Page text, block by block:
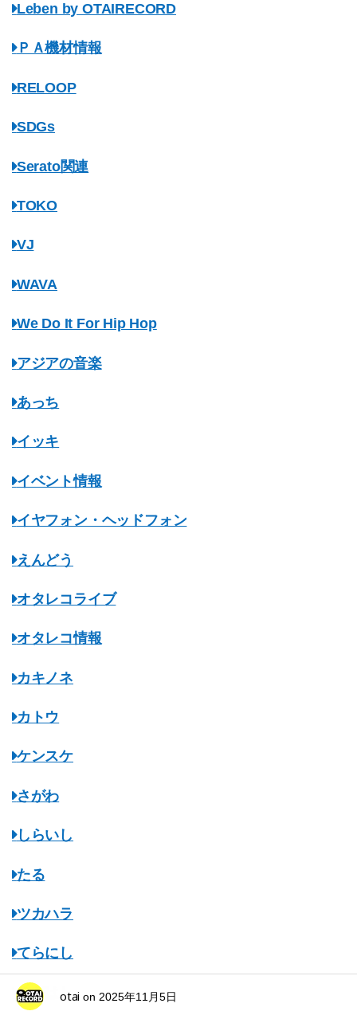
Leben by OTAIRECORD
ＰＡ機材情報
RELOOP
SDGs
Serato関連
TOKO
VJ
WAVA
We Do It For Hip Hop
アジアの音楽
あっち
イッキ
イベント情報
イヤフォン・ヘッドフォン
えんどう
オタレコライブ
オタレコ情報
カキノネ
カトウ
ケンスケ
さがわ
しらいし
たる
ツカハラ
てらにし
ながはし
otai on 2025年11月5日